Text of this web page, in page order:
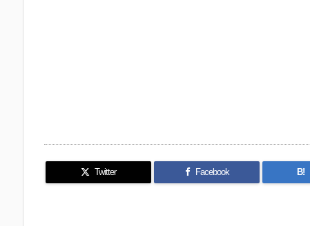
Twitter Facebook B!